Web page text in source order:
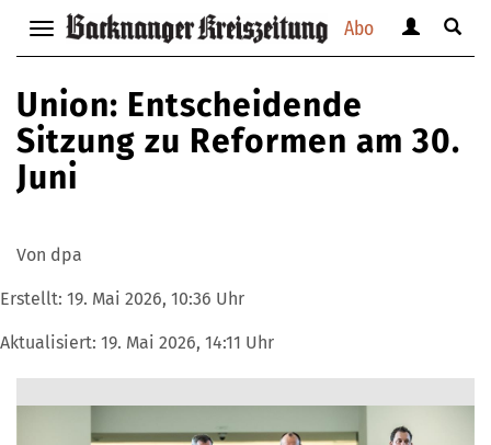
Abo
Navigation
anzeigen
bzw.
verbergen
anzeigen
Suche
Union: Entscheidende
Sitzung zu Reformen am 30.
Juni
Von dpa
Erstellt: 19. Mai 2026, 10:36 Uhr
Aktualisiert: 19. Mai 2026, 14:11 Uhr